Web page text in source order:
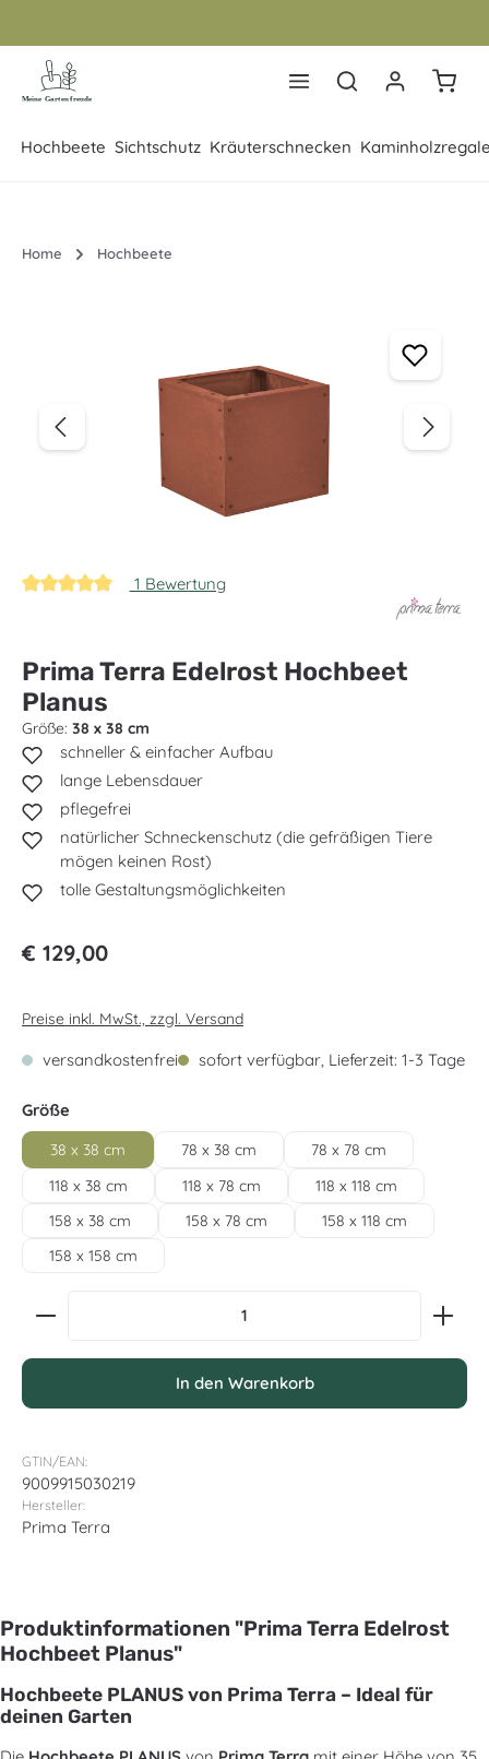
Hochbeete Sichtschutz Kräuterschnecken
Home Hochbeete
1 Bewertung
Prima Terra Edelrost Hochbeet
Planus
Größe: 38 x 38 cm
schneller & einfacher Aufbau
lange Lebensdauer
pflegefrei
natürlicher Schneckenschutz (die gefräßigen Tiere
mögen keinen Rost)
tolle Gestaltungsmöglichkeiten
Regulärer Preis:
€ 129,00
Preise inkl. MwSt., zzgl. Versand
versandkostenfrei sofort verfügbar, Lieferzeit: 1-3 Tage
Größeauswählen
38 x 38 cm 78 x 38 cm
78 x 78 cm
118 x 38 cm
118 x 78 cm
118 x 118 cm
158 x 38 cm
158 x 78 cm
158 x 118 cm
158 x 158 cm
Produkt Anzahl: Gib den gewünschten Wert ein
In den Warenkorb
GTIN/EAN:
9009915030219
Hersteller:
Prima Terra
Produktinformationen "Prima Terra Edelrost
Hochbeet Planus"
Hochbeete PLANUS von Prima Terra – Ideal für
deinen Garten